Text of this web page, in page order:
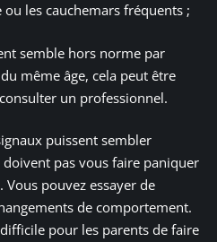
les cauchemars fréquents ;
semble hors norme par
même âge, cela peut être
un professionnel.
puissent sembler
pas vous faire paniquer
pouvez essayer de
de comportement.
pour les parents de faire